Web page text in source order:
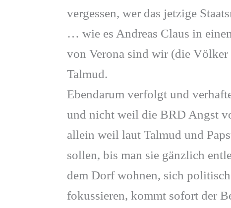
vergessen, wer das jetzige
… wie es Andreas Claus in
von Verona sind wir (die Völker
Talmud.
Ebendarum verfolgt und
und nicht weil die BRD Angst
allein weil laut Talmud und
sollen, bis man sie gänzlich
dem Dorf wohnen, sich
fokussieren, kommt sofort der